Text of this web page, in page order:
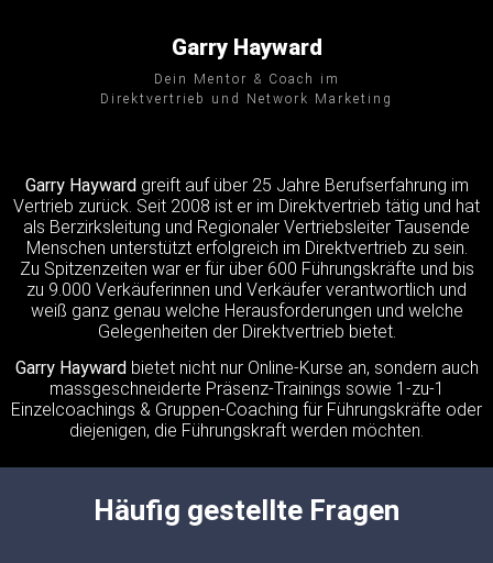
Garry Hayward
Dein Mentor & Coach im
Direktvertrieb und Network Marketing
Garry Haywardgreift auf über 25 Jahre Berufserfahrung im
Vertrieb zurück. Seit 2008 ist er im Direktvertrieb tätig und hat
als Berzirksleitung und Regionaler Vertriebsleiter Tausende
Menschen unterstützt erfolgreich im Direktvertrieb zu sein.
Zu Spitzenzeiten war er für über 600 Führungskräfte und bis
zu 9.000 Verkäuferinnen und Verkäufer verantwortlich und
weiß ganz genau welche Herausforderungen und welche
Gelegenheiten der Direktvertrieb bietet.
Garry Haywardbietet nicht nur Online-Kurse an, sondern auch
massgeschneiderte Präsenz-Trainings sowie 1-zu-1
Einzelcoachings & Gruppen-Coaching für Führungskräfte oder
diejenigen, die Führungskraft werden möchten.
Häufig gestellte Fragen